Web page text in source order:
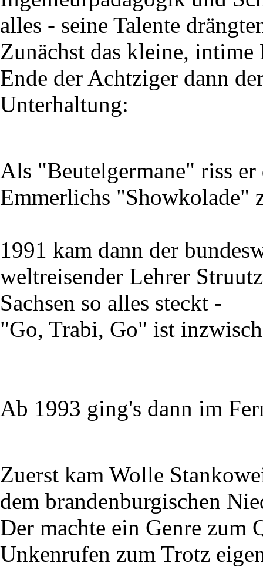
alles - seine Talente
Zunächst das kleine,
Ende der Achtziger dann
Unterhaltung:
Als "Beutelgermane" riss
Emmerlichs "Showkolade"
1991 kam dann der
weltreisender Lehrer
Sachsen so alles steckt -
"Go, Trabi, Go" ist
Ab 1993 ging's dann im
Zuerst kam Wolle
dem brandenburgischen
Der machte ein Genre zum
Unkenrufen zum Trotz